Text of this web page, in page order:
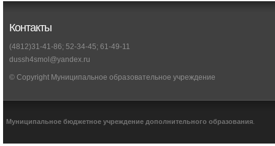
Контакты
(4812)31-41-86; 52-34-45; 61-49-11
dussh4smol@yandex.ru
© Copyright Муниципальное образовательное учреждение
Муниципальное бюджетное учреждение дополнительного образования